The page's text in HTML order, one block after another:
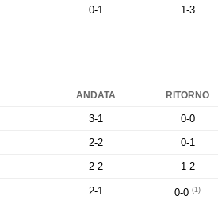
0-1 1-3
ANDATA RITORNO
3-1
0-0
2-2
0-1
2-2 1-2
2-1 0-0(1)